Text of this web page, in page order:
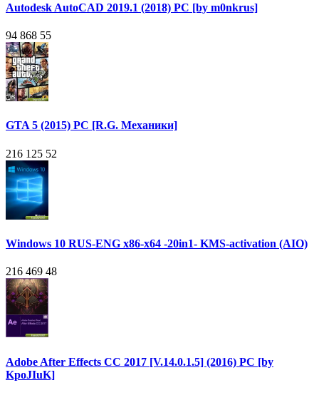
Autodesk AutoCAD 2019.1 (2018) PC [by m0nkrus]
94 868 55
GTA 5 (2015) PC [R.G. Механики]
216 125 52
Windows 10 RUS-ENG x86-x64 -20in1- KMS-activation (AIO)
216 469 48
Adobe After Effects CC 2017 [V.14.0.1.5] (2016) PC [by
KpoJIuK]